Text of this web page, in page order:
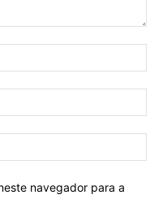
navegador para a